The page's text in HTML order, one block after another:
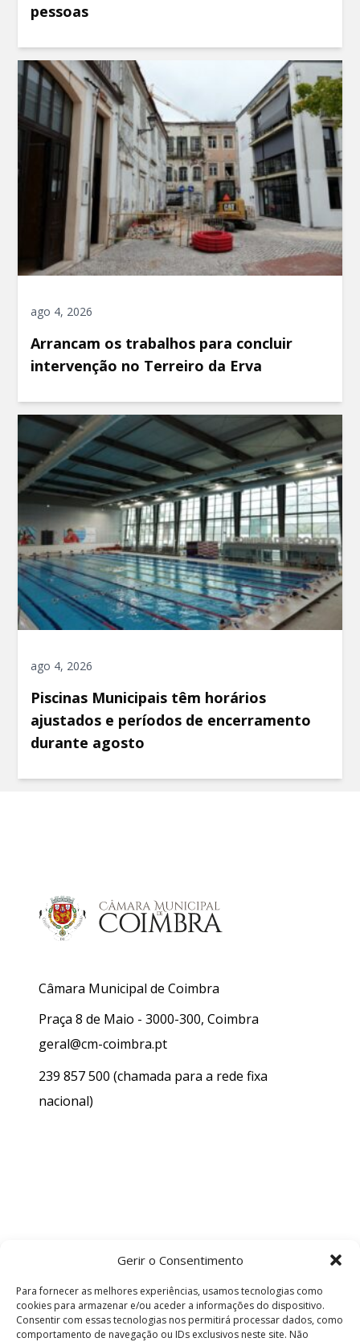
Gerir o Consentimento
Para fornecer as melhores experiências, usamos tecnologias como
cookies para armazenar e/ou aceder a informações do dispositivo.
Consentir com essas tecnologias nos permitirá processar dados, como
comportamento de navegação ou IDs exclusivos neste site. Não
pessoas
ago 4, 2026
Arrancam os trabalhos para concluir
intervenção no Terreiro da Erva
ago 4, 2026
Piscinas Municipais têm horários
ajustados e períodos de encerramento
durante agosto
Câmara Municipal de Coimbra
Praça 8 de Maio - 3000-300, Coimbra
geral@cm-coimbra.pt
239 857 500 (chamada para a rede fixa
nacional)